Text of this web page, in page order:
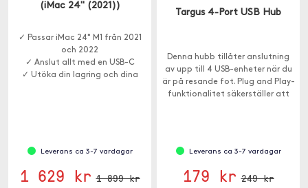
(iMac 24" (2021))
✓ Passar iMac 24" M1 från 2021
och 2022
✓ Anslut allt med en USB-C
✓ Utöka din lagring och dina
Leverans ca 3-7 vardagar
1 629 kr 1 899 kr
Targus 4-Port USB Hub
Denna hubb tillåter anslutning
av upp till 4 USB-enheter när du
är på resande fot. Plug and Play-
funktionalitet säkerställer att
Leverans ca 3-7 vardagar
179 kr 249 kr